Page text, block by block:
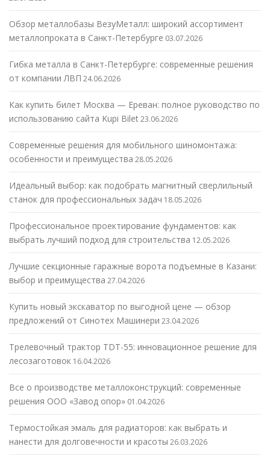
Обзор металлобазы ВезуМеталл: широкий ассортимент
металлопроката в Санкт-Петербурге 03.07.2026
Гибка металла в Санкт-Петербурге: современные решения
от компании ЛВП 24.06.2026
Как купить билет Москва — Ереван: полное руководство по
использованию сайта Kupi Bilet23.06.2026
Современные решения для мобильного шиномонтажа:
особенности и преимущества 28.05.2026
Идеальный выбор: как подобрать магнитный сверлильный
станок для профессиональных задач 18.05.2026
Профессиональное проектирование фундаментов: как
выбрать лучший подход для строительства 12.05.2026
Лучшие секционные гаражные ворота подъемные в Казани:
выбор и преимущества 27.04.2026
Купить новый экскаватор по выгодной цене — обзор
предложений от Синотех Машинери 23.04.2026
Трелевочный трактор TDT-55: инновационное решение для
лесозаготовок 16.04.2026
Все о производстве металлоконструкций: современные
решения ООО «Завод опор» 01.04.2026
Термостойкая эмаль для радиаторов: как выбрать и
нанести для долговечности и красоты 26.03.2026